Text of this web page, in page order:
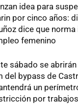
idea para
por cinco años:
dice que
femenino
sábado se
del bypass de
un
por